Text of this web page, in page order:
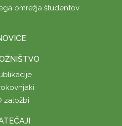
omrežja študentov
založbi